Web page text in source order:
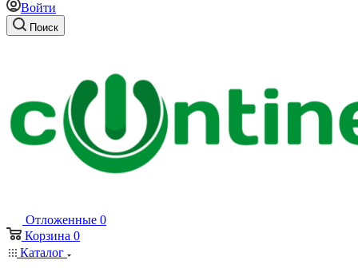
Войти
Поиск
Отложенные 0
Корзина 0
Каталог